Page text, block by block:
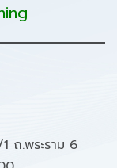
ถ.พระราม 6